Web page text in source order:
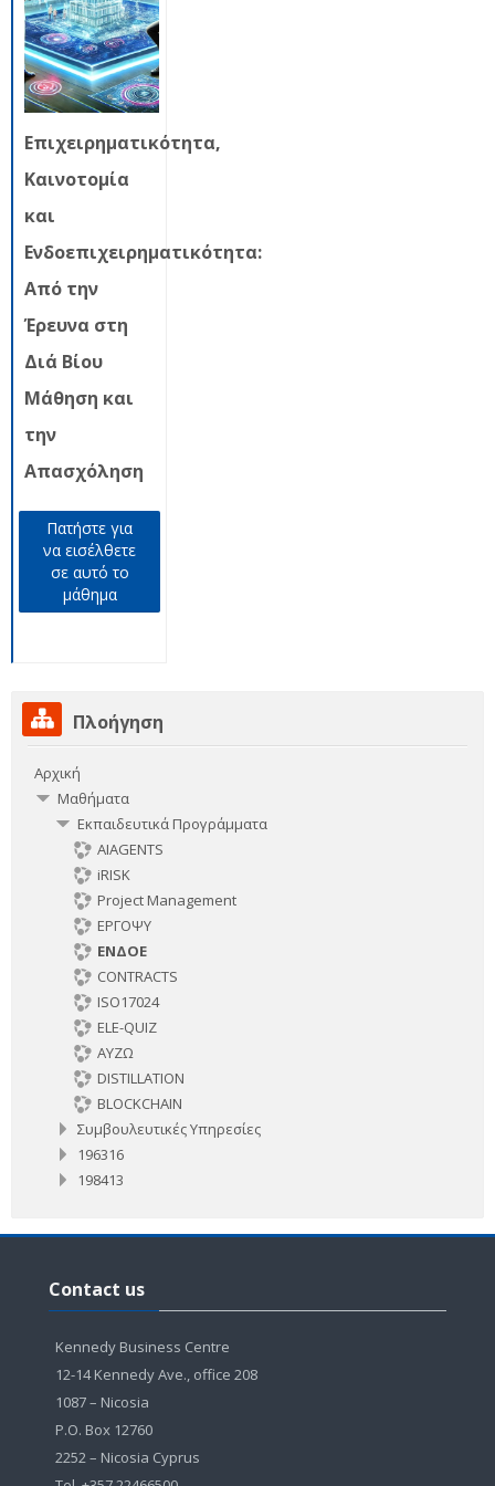
Επιχειρηματικότητα,
Καινοτομία
και
Ενδοεπιχειρηματικότητα:
Από την
Έρευνα στη
Διά Βίου
Μάθηση και
την
Απασχόληση
Πατήστε για
να εισέλθετε
σε αυτό το
μάθημα
Παράλειψη
ΠλοήγησηΠλοήγηση
Αρχική
Μαθήματα
Εκπαιδευτικά Προγράμματα
AIAGENTS
iRISK
Project Management
ΕΡΓΟΨΥ
ΕΝΔΟΕ
CONTRACTS
ISO17024
ELE-QUIZ
ΑΥΖΩ
DISTILLATION
BLOCKCHAIN
Συμβουλευτικές Υπηρεσίες
196316
198413
Contact us
Kennedy Business Centre
12-14 Kennedy Ave., office 208
1087 – Nicosia
P.O. Box 12760
2252 – Nicosia Cyprus